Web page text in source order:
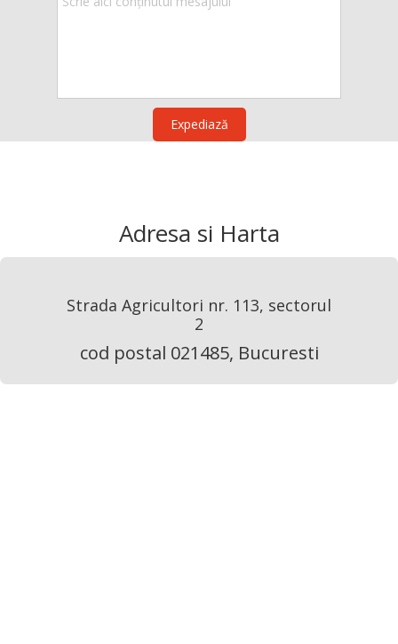
Expediază
Adresa si Harta
Strada Agricultori nr. 113, sectorul
2
cod postal 021485, Bucuresti